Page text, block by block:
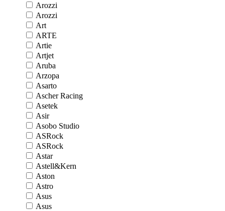
Arozzi
Arozzi
Art
ARTE
Artie
Artjet
Aruba
Arzopa
Asarto
Ascher Racing
Asetek
Asir
Asobo Studio
ASRock
ASRock
Astar
Astell&Kern
Aston
Astro
Asus
Asus